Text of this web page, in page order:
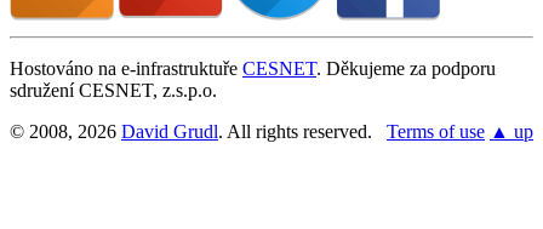
Hostováno na e-infrastruktuře CESNET. Děkujeme za podporu
sdružení CESNET, z.s.p.o.
© 2008, 2026 David Grudl. All rights reserved. Terms of use ▲ up